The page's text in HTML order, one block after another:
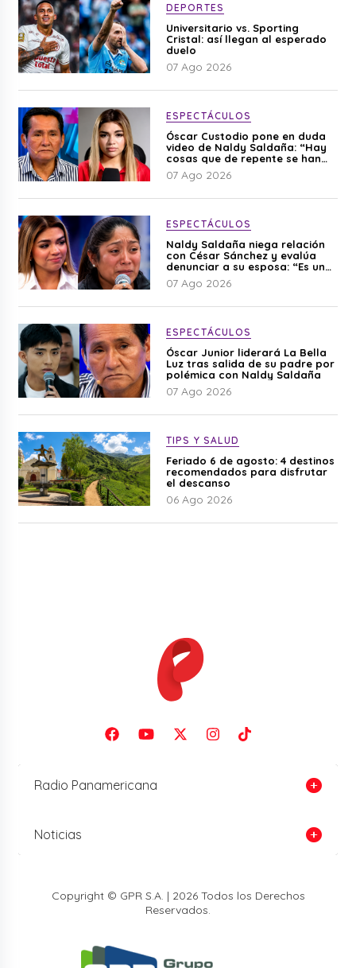
DEPORTES
Universitario vs. Sporting
Cristal: así llegan al esperado
duelo
07 Ago 2026
ESPECTÁCULOS
Óscar Custodio pone en duda
video de Naldy Saldaña: “Hay
cosas que de repente se han
editado”
07 Ago 2026
ESPECTÁCULOS
Naldy Saldaña niega relación
con César Sánchez y evalúa
denunciar a su esposa: “Es una
difamación”
07 Ago 2026
ESPECTÁCULOS
Óscar Junior liderará La Bella
Luz tras salida de su padre por
polémica con Naldy Saldaña
07 Ago 2026
TIPS Y SALUD
Feriado 6 de agosto: 4 destinos
recomendados para disfrutar
el descanso
06 Ago 2026
Radio Panamericana
Noticias
Copyright © GPR S.A. | 2026 Todos los Derechos
Reservados.